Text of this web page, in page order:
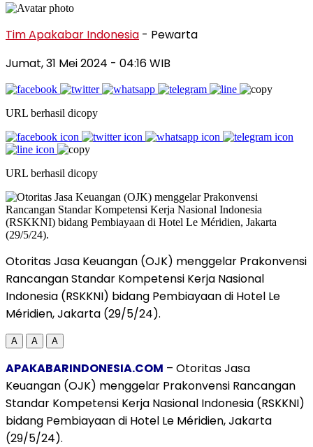
Tim Apakabar Indonesia - Pewarta
Jumat, 31 Mei 2024 - 04:16 WIB
URL berhasil dicopy
URL berhasil dicopy
Otoritas Jasa Keuangan (OJK) menggelar Prakonvensi
Rancangan Standar Kompetensi Kerja Nasional
Indonesia (RSKKNI) bidang Pembiayaan di Hotel Le
Méridien, Jakarta (29/5/24).
A A A
APAKABARINDONESIA.COM – Otoritas Jasa
Keuangan (OJK) menggelar Prakonvensi Rancangan
Standar Kompetensi Kerja Nasional Indonesia (RSKKNI)
bidang Pembiayaan di Hotel Le Méridien, Jakarta
(29/5/24).